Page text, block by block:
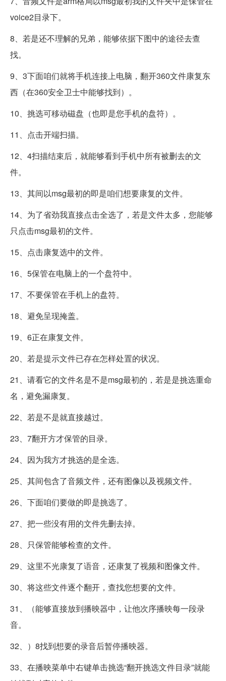
voice2目录下。
8、若是还不理解的兄弟，能够依据下图中的途径去查
找。
9、3下面咱们就将手机连接上电脑，翻开360文件康复东
西（在360安全卫士中能够找到）。
10、挑选可移动磁盘（也即是您手机的盘符）。
11、点击开端扫描。
12、4扫描结束后，就能够看到手机中所有被删去的文
件。
13、其间以msg最初的即是咱们想要康复的文件。
14、为了省劲我直接点击全选了，若是文件太多，您能够
只点击msg最初的文件。
15、点击康复选中的文件。
16、5保管在电脑上的一个盘符中。
17、不要保管在手机上的盘符。
18、避免呈现掩盖。
19、6正在康复文件。
20、若是提示文件已存在怎样处置的状况。
21、请看它的文件名是不是msg最初的，若是是挑选重命
名，避免漏康复。
22、若是不是就直接越过。
23、7翻开方才保管的目录。
24、因为我方才挑选的是全选。
25、其间包含了音频文件，还有图像以及视频文件。
26、下面咱们要做的即是挑选了。
27、把一些没有用的文件先删去掉。
28、只保管能够检查的文件。
29、这里不光康复了语音，还康复了视频和图像文件。
30、将这些文件逐个翻开，查找您想要的文件。
31、（能够直接放到播映器中，让他次序播映每一段录
音。
32、）8找到想要的录音后暂停播映器。
33、在播映菜单中右键单击挑选“翻开挑选文件目录”就能